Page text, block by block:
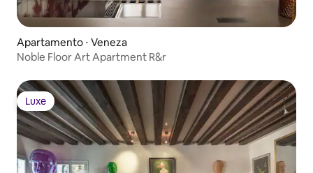
Apartamento ⋅ Veneza
Noble Floor Art Apartment R&r
Luxe
Luxe